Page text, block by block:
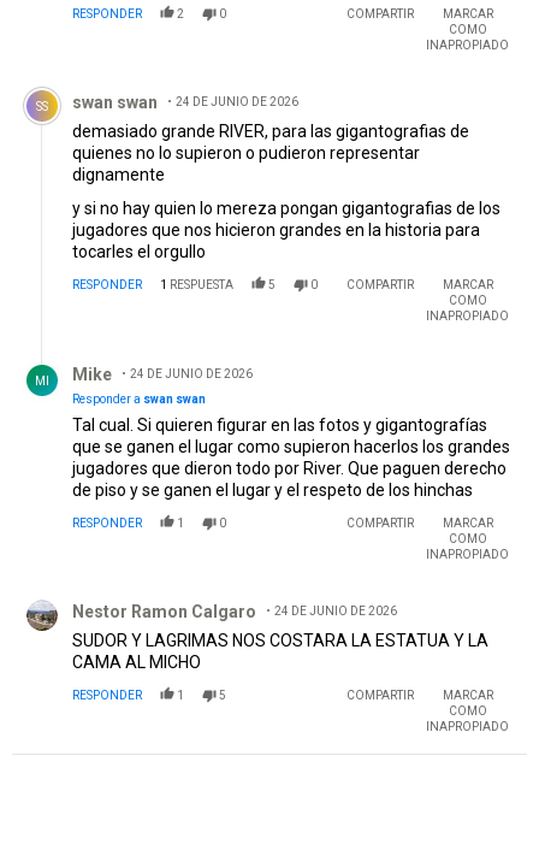
RESPONDER 2 0 COMPARTIR
MARCAR
COMO
INAPROPIADO
Comentario de swan swan.
SS swan swan 24 DE JUNIO DE 2026
demasiado grande RIVER, para las gigantografias de
quienes no lo supieron o pudieron representar
dignamente
y si no hay quien lo mereza pongan gigantografias de los
jugadores que nos hicieron grandes en la historia para
tocarles el orgullo
RESPONDER 1 RESPUESTA 5 0 COMPARTIR
MARCAR
COMO
INAPROPIADO
MI Mike
24 DE JUNIO DE 2026
Responder a swan swan
Tal cual. Si quieren figurar en las fotos y gigantografías
que se ganen el lugar como supieron hacerlos los grandes
jugadores que dieron todo por River. Que paguen derecho
de piso y se ganen el lugar y el respeto de los hinchas
RESPONDER 1 0 COMPARTIR
MARCAR
COMO
INAPROPIADO
Nestor Ramon Calgaro 24 DE JUNIO DE 2026
SUDOR Y LAGRIMAS NOS COSTARA LA ESTATUA Y LA
CAMA AL MICHO
RESPONDER 1 5 COMPARTIR
MARCAR
COMO
INAPROPIADO